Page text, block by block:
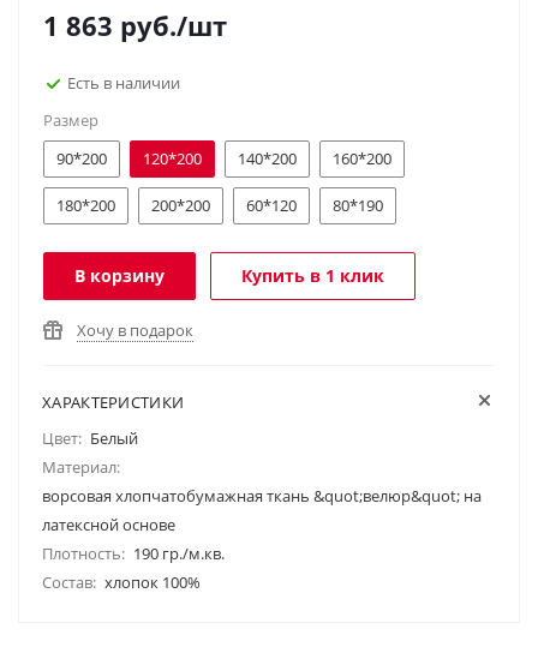
1 863 руб./шт
Есть в наличии
Размер
90*200
120*200 140*200 160*200
180*200 200*200 60*120 80*190
В корзину Купить в 1 клик
Хочу в подарок
ХАРАКТЕРИСТИКИ
Цвет: Белый
Материал:
ворсовая хлопчатобумажная ткань &quot;велюр&quot; на
латексной основе
Плотность: 190 гр./м.кв.
Состав: хлопок 100%